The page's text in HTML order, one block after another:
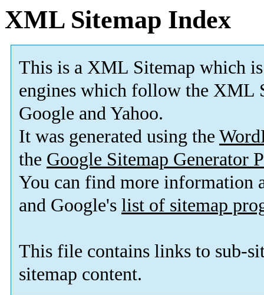
XML Sitemap Index
This is a XML Sitemap which is
engines which follow the XML
Google and Yahoo.
It was generated using the
the Google Sitemap Generator
You can find more information
and Google's list of sitemap
This file contains links to sub-
sitemap content.